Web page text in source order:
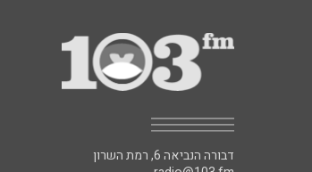
דבורה הנביאה 6, רמת השרון